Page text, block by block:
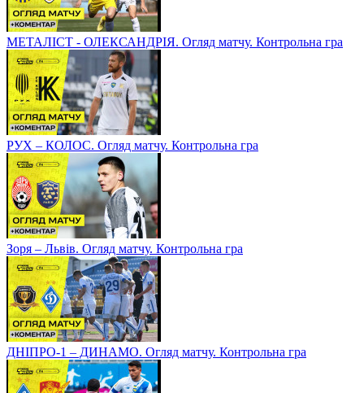
МЕТАЛІСТ - ОЛЕКСАНДРІЯ. Огляд матчу. Контрольна гра
РУХ – КОЛОС. Огляд матчу. Контрольна гра
Зоря – Львів. Огляд матчу. Контрольна гра
ДНІПРО-1 – ДИНАМО. Огляд матчу. Контрольна гра